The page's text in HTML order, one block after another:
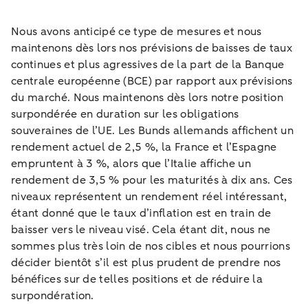
Nous avons anticipé ce type de mesures et nous
maintenons dès lors nos prévisions de baisses de taux
continues et plus agressives de la part de la Banque
centrale européenne (BCE) par rapport aux prévisions
du marché. Nous maintenons dès lors notre position
surpondérée en duration sur les obligations
souveraines de l’UE. Les Bunds allemands affichent un
rendement actuel de 2,5 %, la France et l’Espagne
empruntent à 3 %, alors que l’Italie affiche un
rendement de 3,5 % pour les maturités à dix ans. Ces
niveaux représentent un rendement réel intéressant,
étant donné que le taux d’inflation est en train de
baisser vers le niveau visé. Cela étant dit, nous ne
sommes plus très loin de nos cibles et nous pourrions
décider bientôt s’il est plus prudent de prendre nos
bénéfices sur de telles positions et de réduire la
surpondération.